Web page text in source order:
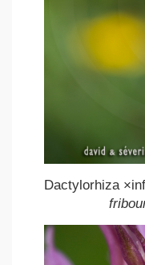
Dactylorhiza